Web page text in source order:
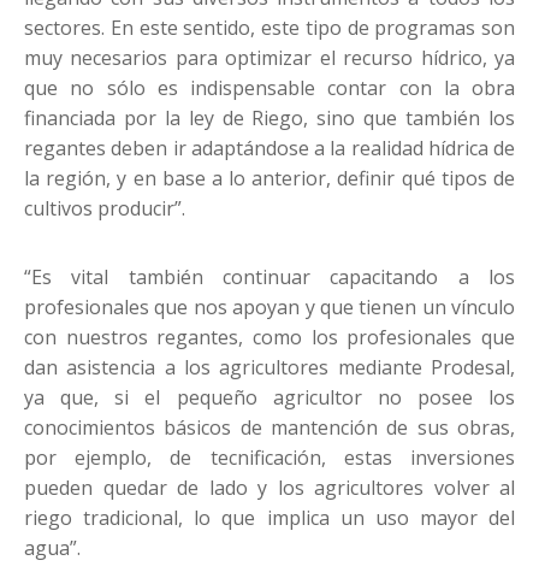
sectores. En este sentido, este tipo de programas son
muy necesarios para optimizar el recurso hídrico, ya
que no sólo es indispensable contar con la obra
financiada por la ley de Riego, sino que también los
regantes deben ir adaptándose a la realidad hídrica de
la región, y en base a lo anterior, definir qué tipos de
cultivos producir”.
“Es vital también continuar capacitando a los
profesionales que nos apoyan y que tienen un vínculo
con nuestros regantes, como los profesionales que
dan asistencia a los agricultores mediante Prodesal,
ya que, si el pequeño agricultor no posee los
conocimientos básicos de mantención de sus obras,
por ejemplo, de tecnificación, estas inversiones
pueden quedar de lado y los agricultores volver al
riego tradicional, lo que implica un uso mayor del
agua”.